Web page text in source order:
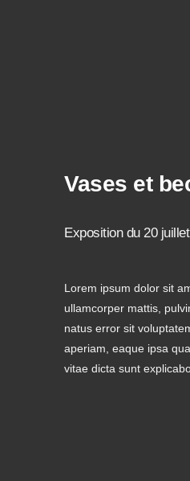
Vases et
Exposition du 20
Lorem ipsum dolor sit
ullamcorper mattis,
natus error sit
aperiam, eaque ipsa
vitae dicta sunt